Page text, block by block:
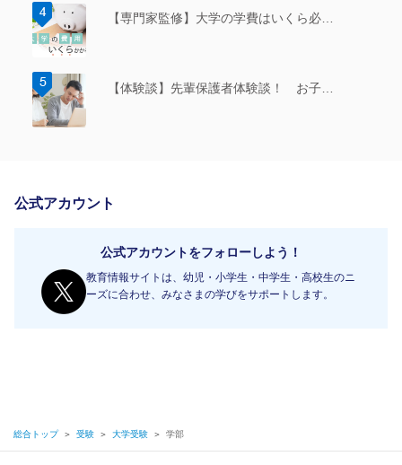
【専門家監修】大学の学費はいくら必…
【体験談】先輩保護者体験談！ お子…
公式アカウント
公式アカウントをフォローしよう！
教育情報サイトは、幼児・小学生・中学生・高校生のニ
ーズに合わせ、みなさまの学びをサポートします。
総合トップ ＞ 受験 ＞ 大学受験 ＞ 学部